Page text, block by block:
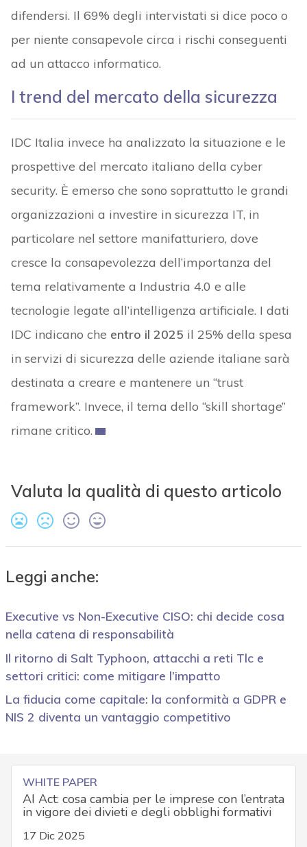
difendersi. Il 69% degli intervistati si dice poco o
per niente consapevole circa i rischi conseguenti
ad un attacco informatico.
I trend del mercato della sicurezza
IDC Italia invece ha analizzato la situazione e le
prospettive del mercato italiano della cyber
security. È emerso che sono soprattutto le grandi
organizzazioni a investire in sicurezza IT, in
particolare nel settore manifatturiero, dove
cresce la consapevolezza dell’importanza del
tema relativamente a Industria 4.0 e alle
tecnologie legate all’intelligenza artificiale. I dati
IDC indicano che entro il 2025 il 25% della spesa
in servizi di sicurezza delle aziende italiane sarà
destinata a creare e mantenere un “trust
framework”. Invece, il tema dello “skill shortage”
rimane critico.
Valuta la qualità di questo articolo
Leggi anche:
Executive vs Non-Executive CISO: chi decide cosa
nella catena di responsabilità
Il ritorno di Salt Typhoon, attacchi a reti Tlc e
settori critici: come mitigare l’impatto
La fiducia come capitale: la conformità a GDPR e
NIS 2 diventa un vantaggio competitivo
WHITE PAPER
AI Act: cosa cambia per le imprese con l’entrata
in vigore dei divieti e degli obblighi formativi
17 Dic 2025